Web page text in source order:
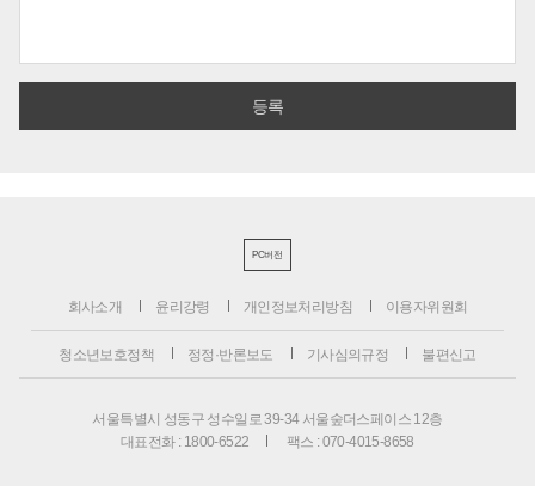
PC버전
회사소개 윤리강령 개인정보처리방침 이용자위원회
청소년보호정책 정정·반론보도 기사심의규정 불편신고
서울특별시 성동구 성수일로 39-34 서울숲더스페이스 12층
대표전화 : 1800-6522
팩스 : 070-4015-8658